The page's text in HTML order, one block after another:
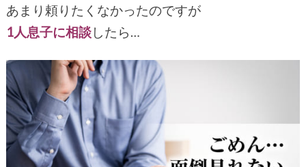
あまり頼りたくなかったのですが
1人息子に相談したら…